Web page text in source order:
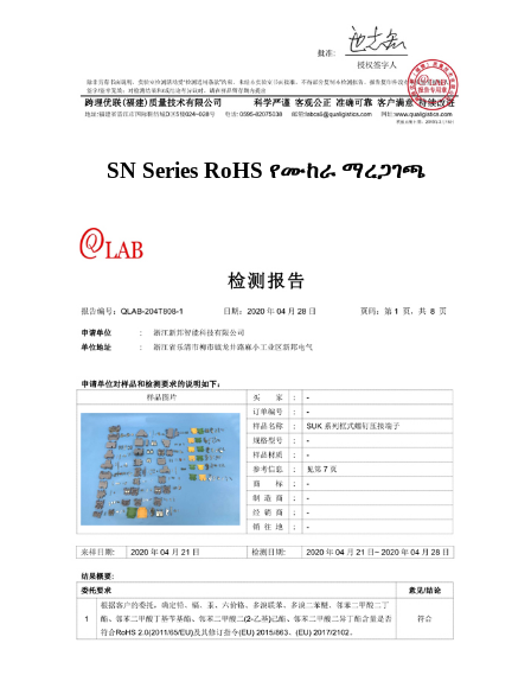
SN Series RoHS የሙከራ ማረጋገጫ